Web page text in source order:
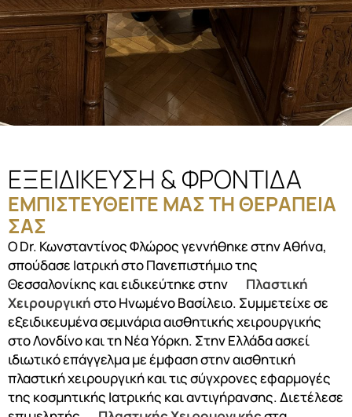
ΕΞΕΙΔΙΚΕΥΣΗ & ΦΡΟΝΤΙΔΑ
ΕΜΠΙΣΤΕΥΘΕΙΤΕ ΜΑΣ ΤΗ ΘΕΡΑΠΕΙΑ
ΣΑΣ
Ο Dr. Κωνσταντίνος Φλώρος γεννήθηκε στην Αθήνα,
σπούδασε Ιατρική στο Πανεπιστήμιο της
Θεσσαλονίκης και ειδικεύτηκε στην
Πλαστική
Χειρουργικήστο Ηνωμένο Βασίλειο. Συμμετείχε σε
εξειδικευμένα σεμινάρια αισθητικής χειρουργικής
στο Λονδίνο και τη Νέα Υόρκη. Στην Ελλάδα ασκεί
ιδιωτικό επάγγελμα με έμφαση στην αισθητική
πλαστική χειρουργική και τις σύγχρονες εφαρμογές
της κοσμητικής Ιατρικής και αντιγήρανσης. Διετέλεσε